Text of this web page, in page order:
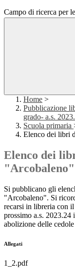
Campo di ricerca per
Home >
Pubblicazione
grado- a.s.
Scuola primaria
Elenco dei libri
Elenco dei
"Arcobaleno"
Si pubblicano gli
"Arcobaleno". Si
recarsi in libreria con
prossimo a.s.
abolizione delle cedole
Allegati
1_2.pdf